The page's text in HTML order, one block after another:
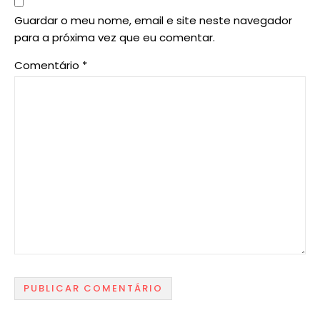
Guardar o meu nome, email e site neste navegador
para a próxima vez que eu comentar.
Comentário *